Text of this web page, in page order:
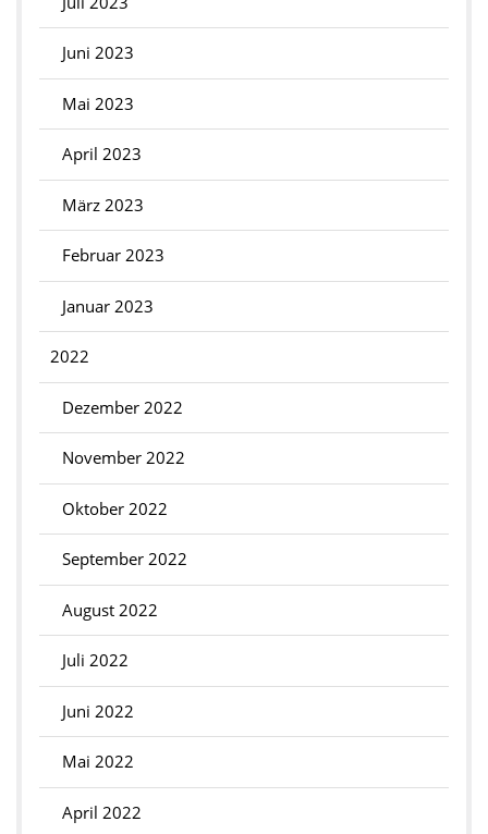
Juni 2023
Mai 2023
April 2023
März 2023
Februar 2023
Januar 2023
2022
Dezember 2022
November 2022
Oktober 2022
September 2022
August 2022
Juli 2022
Juni 2022
Mai 2022
April 2022